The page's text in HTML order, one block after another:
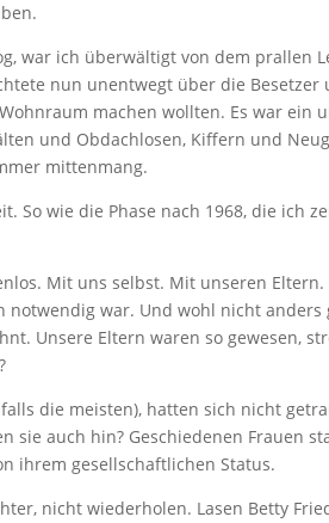
war ich überwältigt von dem prallen
nun unentwegt über die Besetzer
machen wollten. Es war ein
und Obdachlosen, Kiffern und
mittenmang.
So wie die Phase nach 1968, die ich
Mit uns selbst. Mit unseren
war. Und wohl nicht anders
Unsere Eltern waren so gewesen,
die meisten), hatten sich nicht
sie auch hin? Geschiedenen Frauen
ihrem gesellschaftlichen Status.
nicht wiederholen. Lasen Betty